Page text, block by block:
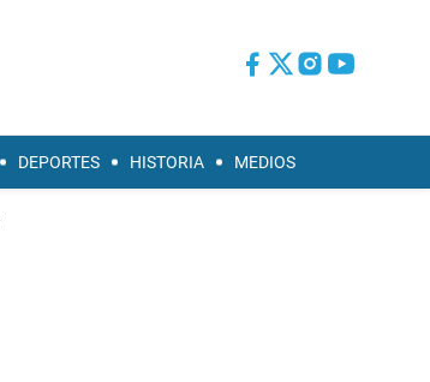
DEPORTES HISTORIA MEDIOS